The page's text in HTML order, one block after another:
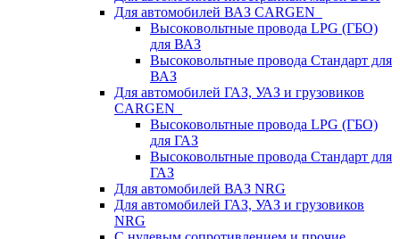
Для автомобилей ВАЗ CARGEN
Высоковольтные провода LPG (ГБО)
для ВАЗ
Высоковольтные провода Стандарт для
ВАЗ
Для автомобилей ГАЗ, УАЗ и грузовиков
CARGEN
Высоковольтные провода LPG (ГБО)
для ГАЗ
Высоковольтные провода Стандарт для
ГАЗ
Для автомобилей ВАЗ NRG
Для автомобилей ГАЗ, УАЗ и грузовиков
NRG